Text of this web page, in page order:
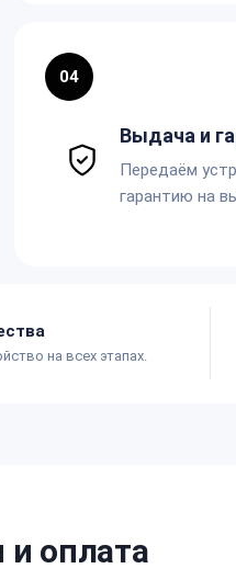
04
Выдача и
Передаём
гарантию на
на всех этапах.
и оплата